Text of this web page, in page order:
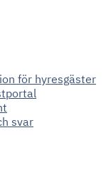
för hyresgäster
svar